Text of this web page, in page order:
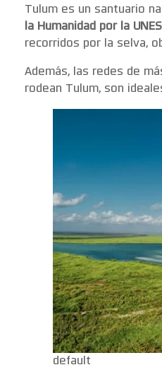
Tulum es un santuario
la Humanidad por la
recorridos por la selva,
Además, las redes de
rodean Tulum, son
default